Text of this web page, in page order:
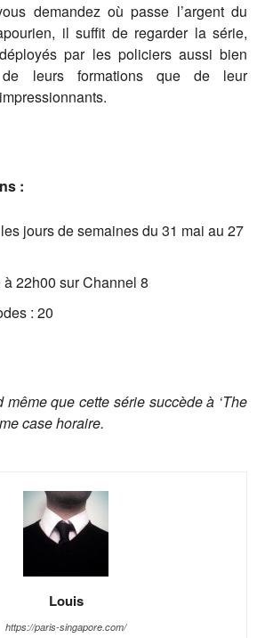
demandez où passe l’argent du
il suffit de regarder la série,
par les policiers aussi bien
leurs formations que de leur
:
jours de semaines du 31 mai au 27
22h00 sur Channel 8
: 20
même que cette série succède à ‘The
case horaire.
Louis
https://paris-singapore.com/